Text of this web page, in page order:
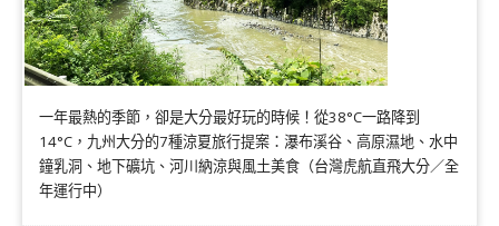
一年最熱的季節，卻是大分最好玩的時候！從38°C一路降到
14°C，九州大分的7種涼夏旅行提案：瀑布溪谷、高原濕地、水中
鐘乳洞、地下礦坑、河川納涼與風土美食（台灣虎航直飛大分／全
年運行中）